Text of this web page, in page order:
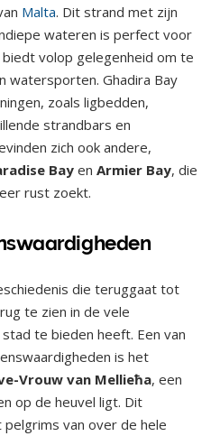
Malta. Dit strand met zijn
wateren is perfect voor
volop gelegenheid om te
watersporten. Ghadira Bay
zoals ligbedden,
strandbars en
zich ook andere,
Bayen Armier Bay, die
rust zoekt.
die teruggaat tot
te zien in de vele
te bieden heeft. Een van
is het
Vrouw van Mellieħa, een
op de heuvel ligt. Dit
van over de hele